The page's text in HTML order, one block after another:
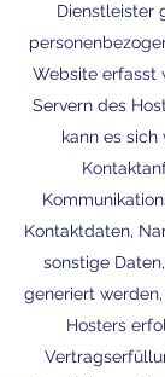
Dienstleister
Website erfasst
Servern des
kann es sich
Kontaktdaten,
sonstige
generiert
Hosters